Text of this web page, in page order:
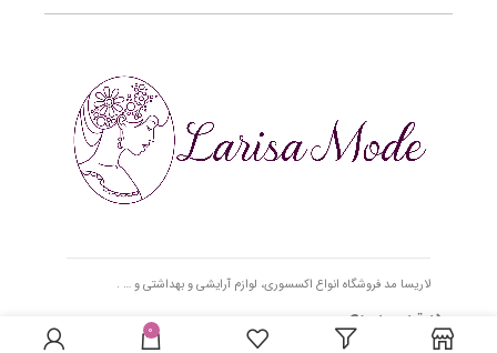
لاریسا مد فروشگاه انواع اکسسوری، لوازم آرایشی و بهداشتی و … .
دسترسی سریع
0